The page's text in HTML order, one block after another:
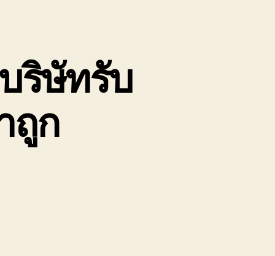
ริษัทรับ
ถูก